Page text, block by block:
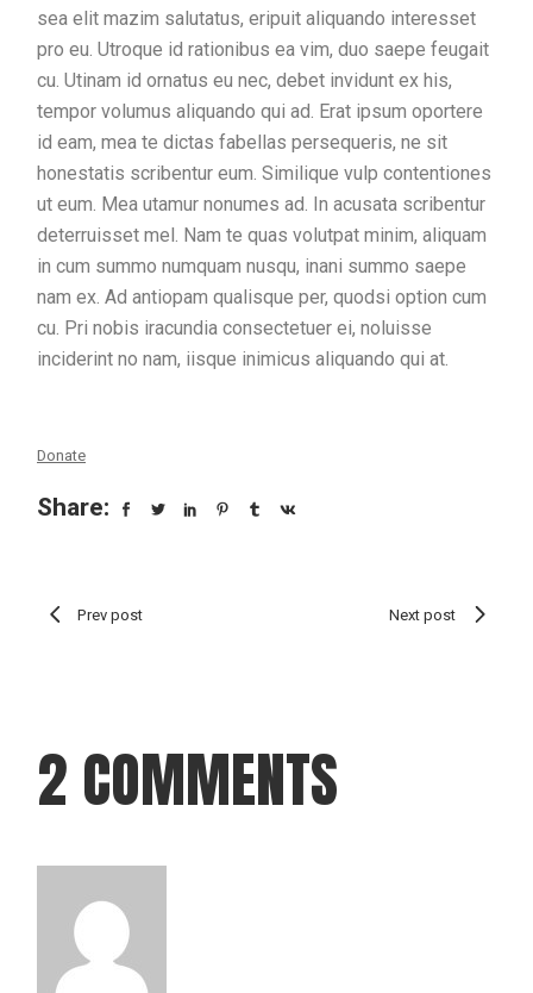
sea elit mazim salutatus, eripuit aliquando interesset
pro eu. Utroque id rationibus ea vim, duo saepe feugait
cu. Utinam id ornatus eu nec, debet invidunt ex his,
tempor volumus aliquando qui ad. Erat ipsum oportere
id eam, mea te dictas fabellas persequeris, ne sit
honestatis scribentur eum. Similique vulp contentiones
ut eum. Mea utamur nonumes ad. In acusata scribentur
deterruisset mel. Nam te quas volutpat minim, aliquam
in cum summo numquam nusqu, inani summo saepe
nam ex. Ad antiopam qualisque per, quodsi option cum
cu. Pri nobis iracundia consectetuer ei, noluisse
inciderint no nam, iisque inimicus aliquando qui at.
Donate
Share:
Prev post Next post
2 COMMENTS